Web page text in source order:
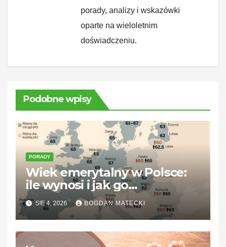
porady, analizy i wskazówki
oparte na wieloletnim
doświadczeniu.
Podobne wpisy
PORADY
Wiek emerytalny w Polsce:
ile wynosi i jak go
zaplanować
SIE 4, 2026 BOGDAN MATECKI